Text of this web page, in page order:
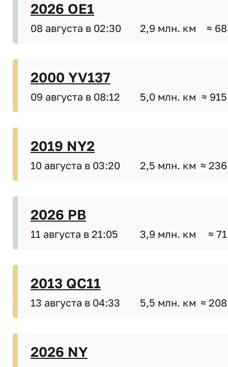
2026 OE1
08 августа в 02:30 2,9 млн. км ≈
2000 YV137
09 августа в 08:12 5,0 млн. км ≈
2019 NY2
10 августа в 03:20 2,5 млн. км ≈
2026 PB
11 августа в 21:05 3,9 млн. км ≈
2013 QC11
13 августа в 04:33 5,5 млн. км ≈
2026 NY